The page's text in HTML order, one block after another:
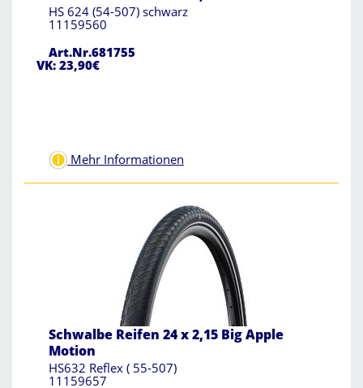
HS 624 (54-507) schwarz
11159560
Art.Nr.681755
VK: 23,90€
Mehr Informationen
Schwalbe Reifen 24 x 2,15 Big Apple
Motion
HS632 Reflex ( 55-507)
11159657